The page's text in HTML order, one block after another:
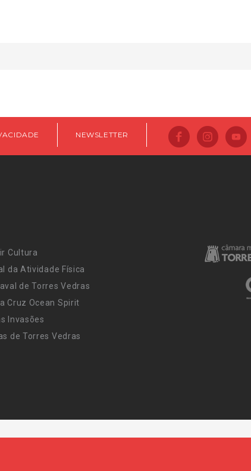
NEWSLETTER
Cultura
da Atividade Física
de Torres Vedras
Cruz Ocean Spirit
Invasões
de Torres Vedras